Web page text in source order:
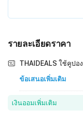
รายละเอียดราคา
THAIDEALS ใช้คูปอง
ข้อเสนอเพิ่มเติม
เงินออมเพิ่มเติม